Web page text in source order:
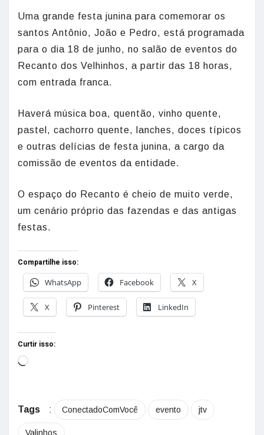
Uma grande festa junina para comemorar os
santos Antônio, João e Pedro, está programada
para o dia 18 de junho, no salão de eventos do
Recanto dos Velhinhos, a partir das 18 horas,
com entrada franca.
Haverá música boa, quentão, vinho quente,
pastel, cachorro quente, lanches, doces típicos
e outras delícias de festa junina, a cargo da
comissão de eventos da entidade.
O espaço do Recanto é cheio de muito verde,
um cenário próprio das fazendas e das antigas
festas.
Compartilhe isso:
WhatsApp
Facebook X
X Pinterest LinkedIn
Curtir isso:
Tags : ConectadoComVocê evento jtv
Valinhos